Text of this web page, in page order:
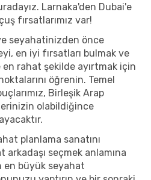
Larnaka'den Dubai'e
fırsatlarımız var!
seyahatinizden önce
en iyi fırsatları bulmak ve
rahat şekilde ayırtmak için
öğrenin. Temel
Birleşik Arap
olabildiğince
planlama sanatını
seçmek anlamına
en büyük seyahat